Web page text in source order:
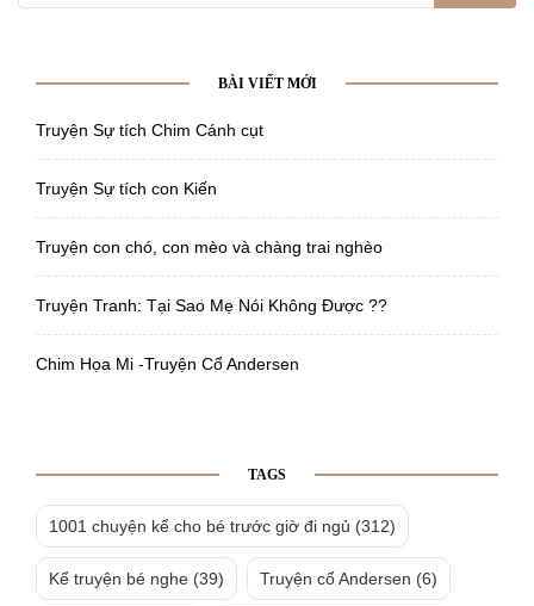
BÀI VIẾT MỚI
Truyện Sự tích Chim Cánh cụt
Truyện Sự tích con Kiến
Truyện con chó, con mèo và chàng trai nghèo
Truyện Tranh: Tại Sao Mẹ Nói Không Được ??
Chim Họa Mi -Truyện Cổ Andersen
TAGS
1001 chuyện kể cho bé trước giờ đi ngủ (312)
Kể truyện bé nghe (39) Truyện cổ Andersen (6)